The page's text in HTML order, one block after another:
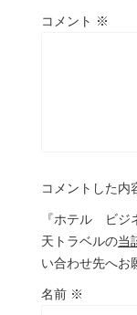
コメント ※
コメントした内
『ホテル ビジ
天トラベルの当
い合わせ先へお
名前 ※